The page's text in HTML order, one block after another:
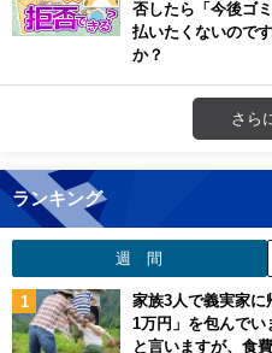
否したら「今後ゴ
払いたくないので
か？
さら
ランキング
週 間
家族3人で義実家に
1万円」を包んでい
と言いますが、食